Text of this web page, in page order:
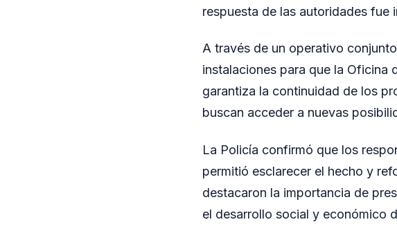
respuesta de las autoridades fue
A través de un operativo
instalaciones para que la Oficina
garantiza la continuidad de los
buscan acceder a nuevas
La Policía confirmó que los
permitió esclarecer el hecho y
destacaron la importancia de
el desarrollo social y económico